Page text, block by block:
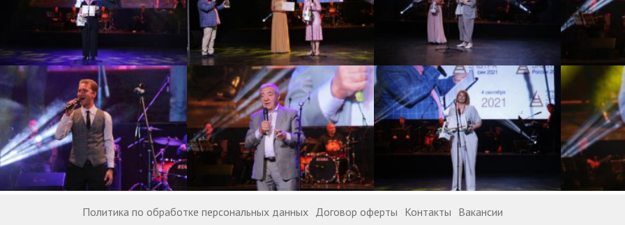
Политика по обработке персональных данных Договор оферты Контакты Вакансии